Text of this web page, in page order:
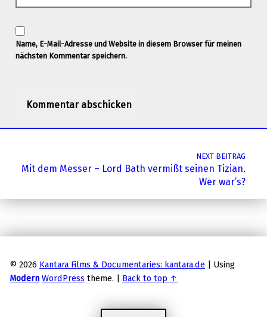
Name, E-Mail-Adresse und Website in diesem Browser für meinen
nächsten Kommentar speichern.
Post navigation
NEXT BEITRAG
Mit dem Messer – Lord Bath vermißt seinen Tizian.
Wer war’s?
© 2026 Kantara Films & Documentaries: kantara.de | Using
Modern WordPress theme. | Back to top ↑